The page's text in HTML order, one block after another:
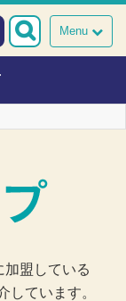
Menu
盟している
しています。